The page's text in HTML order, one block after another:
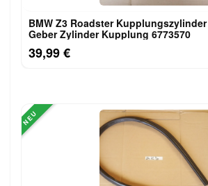
BMW Z3 Roadster Kupplungszylinder
Geber Zylinder Kupplung 6773570
39,99 €
NEU